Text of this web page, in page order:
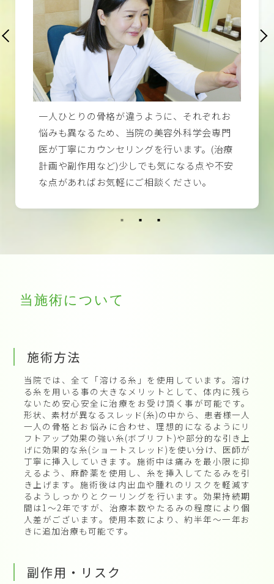
一人ひとりの骨格が違うように、それぞれお
悩みも異なるため、当院の美容外科学会専門
医が丁寧にカウンセリングを行います。(治療
計画や副作用など)少しでも気になる点や不安
な点があればお気軽にご相談ください。
当施術について
施術方法
当院では、全て「溶ける糸」を使用しています。溶け
る糸を用いる事の大きなメリットとして、体内に残ら
ないため安心安全に治療をお受け頂く事が可能です。
形状、素材が異なるスレッド(糸)の中から、患者様一人
一人の骨格とお悩みに合わせ、理想的になるようにリ
フトアップ効果の強い糸(ボブリフト)や部分的な引き上
げに効果的な糸(ショートスレッド)を使い分け、医師が
丁寧に挿入していきます。施術中は痛みを最小限に抑
えるよう、麻酔薬を使用し、糸を挿入してたるみを引
き上げます。施術後は内出血や腫れのリスクを軽減す
るようしっかりとクーリングを行います。効果持続期
間は1～2年ですが、治療本数やたるみの程度により個
人差がございます。使用本数により、約半年～一年お
きに追加治療も可能です。
副作用・リスク